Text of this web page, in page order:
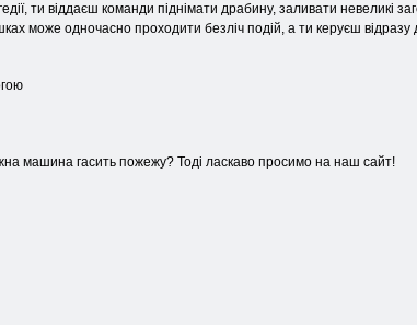
ти віддаєш команди піднімати драбину, заливати невеликі
може одночасно проходити безліч подій, а ти керуєш
машина гасить пожежу? Тоді ласкаво просимо на наш сайт!